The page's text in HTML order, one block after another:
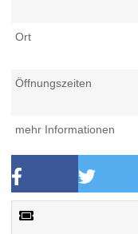
Ort
Öffnungszeiten
mehr Informationen